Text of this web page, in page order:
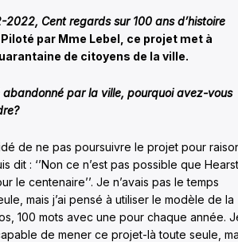
2022, Cent regards sur 100 ans d’histoire
par Mme Lebel, ce projet met à
de citoyens de la ville.
par la ville, pourquoi avez-vous
de ne pas poursuivre le projet pour
dit : ‘’Non ce n’est pas possible que Hearst
le centenaire’’. Je n’avais pas le temps
mais j’ai pensé à utiliser le modèle de la
100 mots avec une pour chaque année.
de mener ce projet-là toute seule,